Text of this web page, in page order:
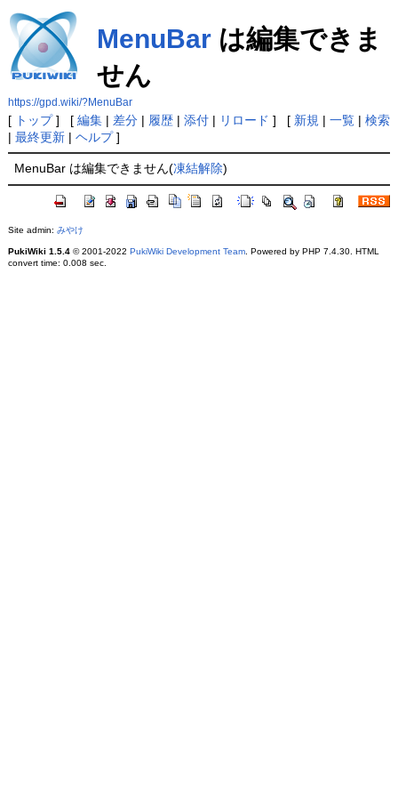
MenuBarは編集できま
せん
https://gpd.wiki/?MenuBar
[ トップ] [ 編集| 差分| 履歴| 添付| リロード ] [ 新規 | 一覧| 検索
| 最終更新| ヘルプ]
MenuBar は編集できません(凍結解除)
Site admin: みやけ
PukiWiki 1.5.4© 2001-2022 PukiWiki Development Team. Powered by PHP 7.4.30. HTML
convert time: 0.008 sec.